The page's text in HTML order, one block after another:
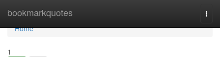
bookmarkquotes
Home
Home
1